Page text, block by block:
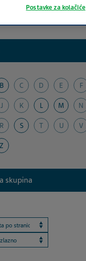
B C D E F
J K L M N
R S T U V
Z
skupina
page
Postavke za kolačiće